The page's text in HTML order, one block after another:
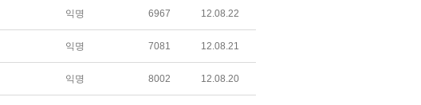
익명 6967 12.08.22
익명 7081 12.08.21
익명 8002 12.08.20